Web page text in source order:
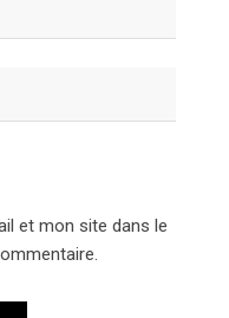
et mon site dans le